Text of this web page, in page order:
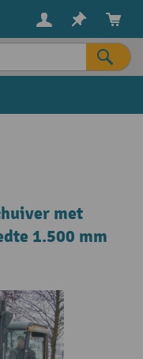
met
1.500 mm